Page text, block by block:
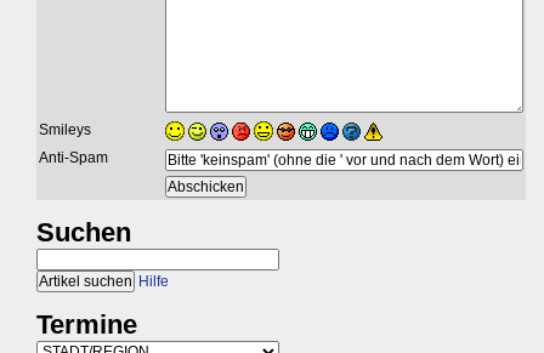
Smileys
Anti-Spam
Suchen
Hilfe
Termine